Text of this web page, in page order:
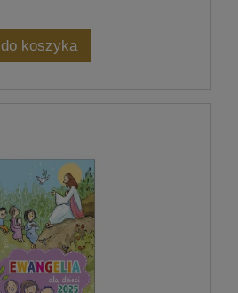
do koszyka